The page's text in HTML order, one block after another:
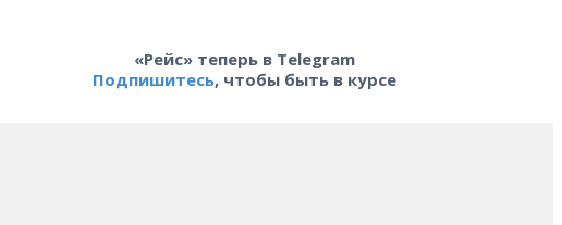
«Рейс» теперь в Telegram
Подпишитесь, чтобы быть в курсе